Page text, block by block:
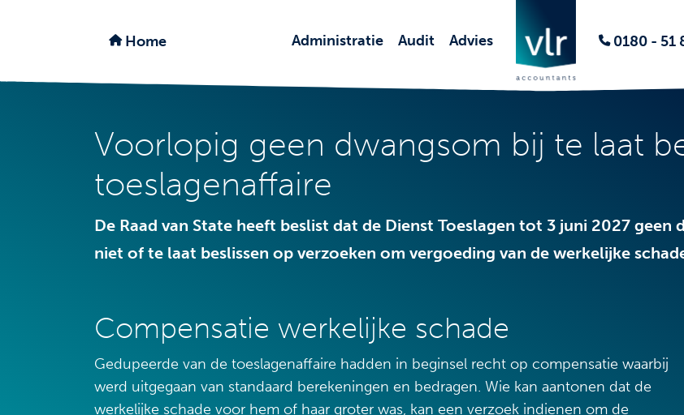
Home Administratie Audit Advies 0180 - 51
Voorlopig geen dwangsom bij te laat
toeslagenaffaire
De Raad van State heeft beslist dat de Dienst Toeslagen tot 3 juni 2027
niet of te laat beslissen op verzoeken om vergoeding van de werkelijke
Compensatie werkelijke schade
Gedupeerde van de toeslagenaffaire hadden in beginsel recht op compensatie waarbij
werd uitgegaan van standaard berekeningen en bedragen. Wie kan aantonen dat de
werkelijke schade voor hem of haar groter was, kan een verzoek indienen om de